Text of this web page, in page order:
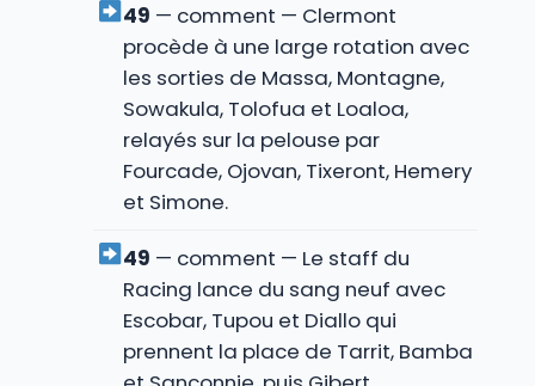
49 — comment — Clermont
procède à une large rotation avec
les sorties de Massa, Montagne,
Sowakula, Tolofua et Loaloa,
relayés sur la pelouse par
Fourcade, Ojovan, Tixeront, Hemery
et Simone.
49 — comment — Le staff du
Racing lance du sang neuf avec
Escobar, Tupou et Diallo qui
prennent la place de Tarrit, Bamba